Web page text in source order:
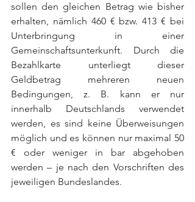
sollen den gleichen Betrag wie bisher
erhalten, nämlich 460 € bzw. 413 € bei
Unterbringung in einer
Gemeinschaftsunterkunft. Durch die
Bezahlkarte unterliegt dieser
Geldbetrag mehreren neuen
Bedingungen, z. B. kann er nur
innerhalb Deutschlands verwendet
werden, es sind keine Überweisungen
möglich und es können nur maximal 50
€ oder weniger in bar abgehoben
werden – je nach den Vorschriften des
jeweiligen Bundeslandes.